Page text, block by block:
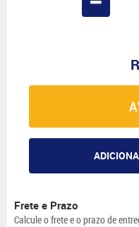
Frete e Prazo
Calcule o frete e o prazo de